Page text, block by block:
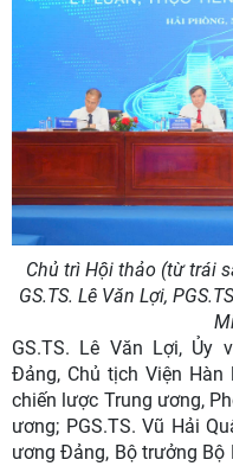
Chủ trì Hội thảo (từ trái
GS.TS. Lê Văn Lợi,
GS.TS. Lê Văn Lợi, Ủy
Đảng, Chủ tịch Viện Hàn
chiến lược Trung ương,
ương; PGS.TS. Vũ Hải
ương Đảng, Bộ trưởng Bộ